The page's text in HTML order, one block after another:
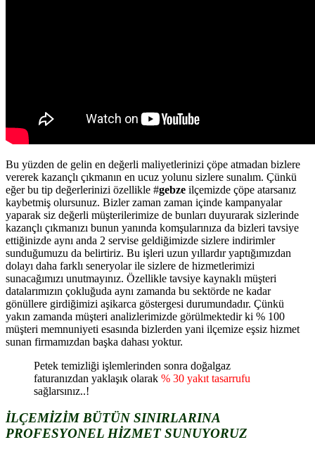
Bu yüzden de gelin en değerli maliyetlerinizi çöpe atmadan bizlere
vererek kazançlı çıkmanın en ucuz yolunu sizlere sunalım. Çünkü
eğer bu tip değerlerinizi özellikle #gebze ilçemizde çöpe atarsanız
kaybetmiş olursunuz. Bizler zaman zaman içinde kampanyalar
yaparak siz değerli müşterilerimize de bunları duyurarak sizlerinde
kazançlı çıkmanızı bunun yanında komşularınıza da bizleri tavsiye
ettiğinizde aynı anda 2 servise geldiğimizde sizlere indirimler
sunduğumuzu da belirtiriz. Bu işleri uzun yıllardır yaptığımızdan
dolayı daha farklı seneryolar ile sizlere de hizmetlerimizi
sunacağımızı unutmayınız. Özellikle tavsiye kaynaklı müşteri
datalarımızın çokluğuda aynı zamanda bu sektörde ne kadar
gönüllere girdiğimizi aşikarca göstergesi durumundadır. Çünkü
yakın zamanda müşteri analizlerimizde görülmektedir ki % 100
müşteri memnuniyeti esasında bizlerden yani ilçemize eşsiz hizmet
sunan firmamızdan başka dahası yoktur.
Petek temizliği işlemlerinden sonra doğalgaz
faturanızdan yaklaşık olarak % 30 yakıt tasarrufu
sağlarsınız..!
İLÇEMİZİM BÜTÜN SINIRLARINA
PROFESYONEL HİZMET SUNUYORUZ